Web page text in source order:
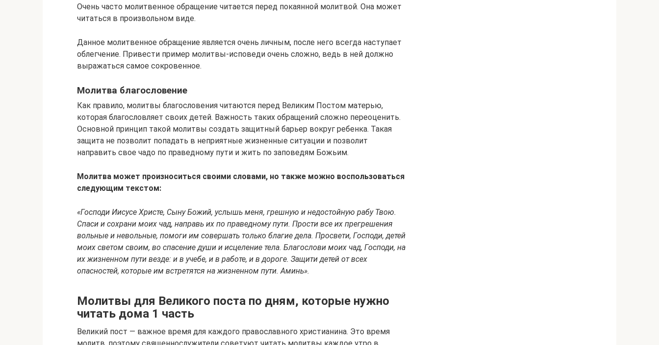
Очень часто молитвенное обращение читается перед покаянной молитвой. Она может
читаться в произвольном виде.
Данное молитвенное обращение является очень личным, после него всегда наступает
облегчение. Привести пример молитвы-исповеди очень сложно, ведь в ней должно
выражаться самое сокровенное.
Молитва благословение
Как правило, молитвы благословения читаются перед Великим Постом матерью,
которая благословляет своих детей. Важность таких обращений сложно переоценить.
Основной принцип такой молитвы создать защитный барьер вокруг ребенка. Такая
защита не позволит попадать в неприятные жизненные ситуации и позволит
направить свое чадо по праведному пути и жить по заповедям Божьим.
Молитва может произноситься своими словами, но также можно воспользоваться
следующим текстом:
«Господи Иисусе Христе, Сыну Божий, услышь меня, грешную и недостойную рабу Твою.
Спаси и сохрани моих чад, направь их по праведному пути. Прости все их прегрешения
вольные и невольные, помоги им совершать только благие дела. Просвети, Господи, детей
моих светом своим, во спасение души и исцеление тела. Благослови моих чад, Господи, на
их жизненном пути везде: и в учебе, и в работе, и в дороге. Защити детей от всех
опасностей, которые им встретятся на жизненном пути. Аминь».
Молитвы для Великого поста по дням, которые нужно
читать дома 1 часть
Великий пост — важное время для каждого православного христианина. Это время